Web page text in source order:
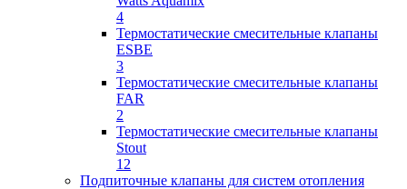
4
Термостатические смесительные клапаны
ESBE
3
Термостатические смесительные клапаны
FAR
2
Термостатические смесительные клапаны
Stout
12
Подпиточные клапаны для систем отопления